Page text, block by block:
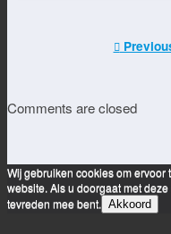
Comments are closed
Wij gebruiken cookies om
website. Als u doorgaat met
tevreden mee bent. Akkoord